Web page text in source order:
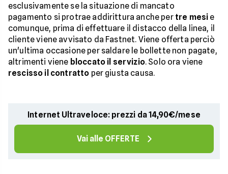
esclusivamente se la situazione di mancato
pagamento si protrae addirittura anche per tre mesi e
comunque, prima di effettuare il distacco della linea, il
cliente viene avvisato da Fastnet. Viene offerta perciò
un'ultima occasione per saldare le bollette non pagate,
altrimenti viene bloccato il servizio. Solo ora viene
rescisso il contratto per giusta causa.
Internet Ultraveloce: prezzi da 14,90€/mese
Vai alle OFFERTE